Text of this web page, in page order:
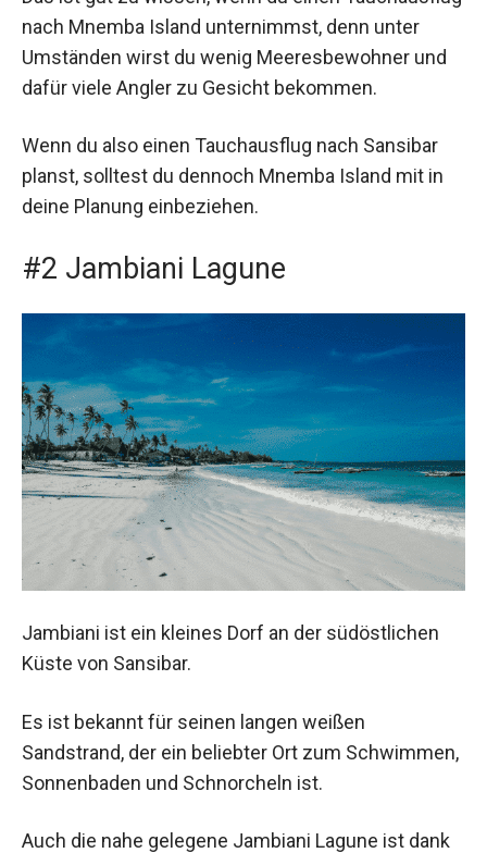
nach Mnemba Island unternimmst, denn unter
Umständen wirst du wenig Meeresbewohner und
dafür viele Angler zu Gesicht bekommen.
Wenn du also einen Tauchausflug nach Sansibar
planst, solltest du dennoch Mnemba Island mit in
deine Planung einbeziehen.
#2 Jambiani Lagune
Jambiani ist ein kleines Dorf an der südöstlichen
Küste von Sansibar.
Es ist bekannt für seinen langen weißen
Sandstrand, der ein beliebter Ort zum Schwimmen,
Sonnenbaden und Schnorcheln ist.
Auch die nahe gelegene Jambiani Lagune ist dank